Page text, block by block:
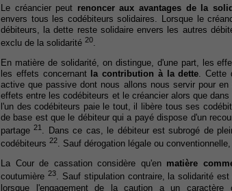
Le créancier peut renoncer aux avantages de la
envers tous les codébiteurs solidaires. Lorsque le
débiteurs, la dette reste solidaire envers les autres
exclu de la solidarité 20.
En matière de solidarité, on distingue, d'une part, les
les effets concernant la contribution à la dette. Cette
active que passive dont nous allons nous servir pour
effets entre les codébiteurs et le créancier alors que
l'un des codébiteurs paie le tout, il libère tous ses
de base est que le débiteur qui a payé dispose d'un
partage21 . Dans ce cas, le débiteur est subrogé de
codébiteurs 22. Sauf dérogation légale ou
La Cour de cassation considère qu'en matière
coutumière 23. Sauf stipulation contraire, la solidarité
lorsque l'engagement de la caution a un